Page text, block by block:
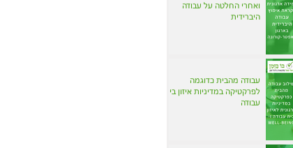
ואחרי החלטה על עבודה
היברידית
עבודה מהבית כדוגמה
לפרקטיקה במדיניות איזון בית
עבודה